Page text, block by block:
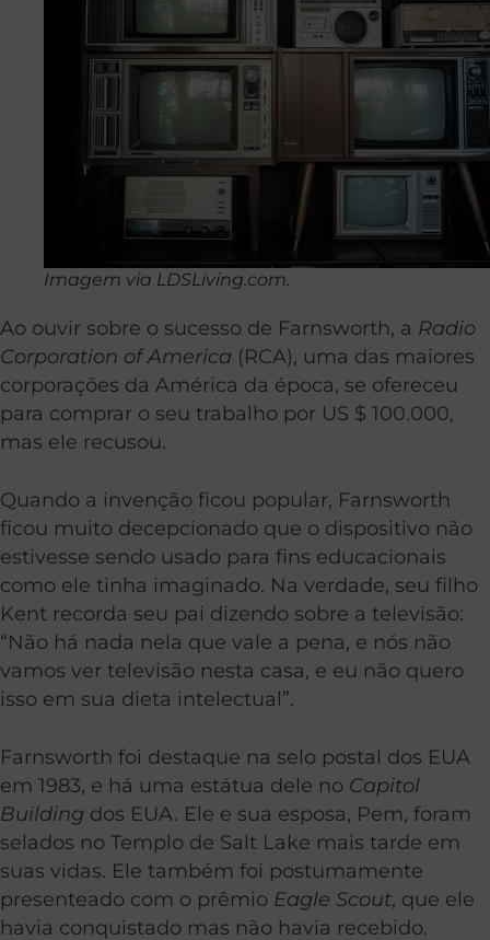
Imagem via LDSLiving.com.
Ao ouvir sobre o sucesso de Farnsworth, a Radio
Corporation of America (RCA), uma das maiores
corporações da América da época, se ofereceu
para comprar o seu trabalho por US $ 100.000,
mas ele recusou.
Quando a invenção ficou popular, Farnsworth
ficou muito decepcionado que o dispositivo não
estivesse sendo usado para fins educacionais
como ele tinha imaginado. Na verdade, seu filho
Kent recorda seu pai dizendo sobre a televisão:
“Não há nada nela que vale a pena, e nós não
vamos ver televisão nesta casa, e eu não quero
isso em sua dieta intelectual”.
Farnsworth foi destaque na selo postal dos EUA
em 1983, e há uma estátua dele no Capitol
Building dos EUA. Ele e sua esposa, Pem, foram
selados no Templo de Salt Lake mais tarde em
suas vidas. Ele também foi postumamente
presenteado com o prêmio Eagle Scout, que ele
havia conquistado mas não havia recebido.